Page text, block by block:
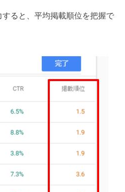
ると、平均掲載順位を把握で